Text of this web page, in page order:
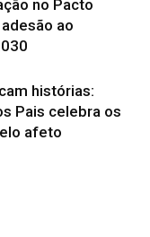
no Pacto
ao
histórias:
Pais celebra os
afeto